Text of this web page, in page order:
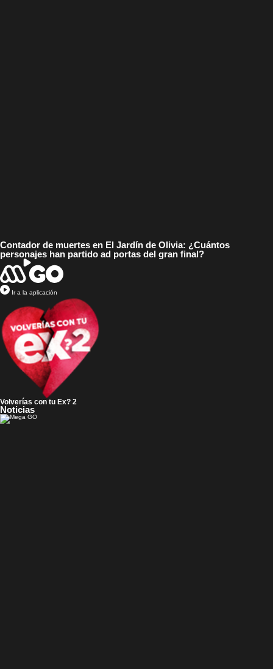
Contador de muertes en El Jardín de Olivia: ¿Cuántos
personajes han partido ad portas del gran final?
Ir a la aplicación
Volverías con tu Ex? 2
Noticias